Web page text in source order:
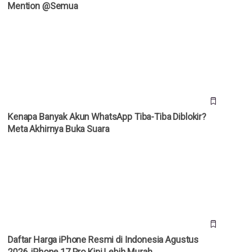
Mention @Semua
Kenapa Banyak Akun WhatsApp Tiba-Tiba Diblokir?
Meta Akhirnya Buka Suara
Daftar Harga iPhone Resmi di Indonesia Agustus